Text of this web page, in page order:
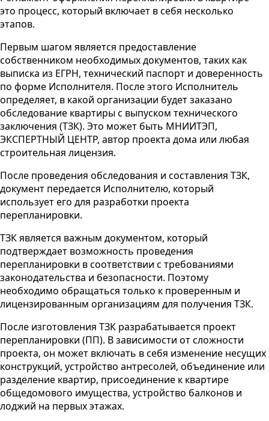
это процесс, который включает в себя несколько
этапов.
Первым шагом является предоставление
собственником необходимых документов, таких как
выписка из ЕГРН, технический паспорт и доверенность
по форме Исполнителя. После этого Исполнитель
определяет, в какой организации будет заказано
обследование квартиры с выпуском технического
заключения (ТЗК). Это может быть МНИИТЭП,
ЭКСПЕРТНЫЙ ЦЕНТР, автор проекта дома или любая
строительная лицензия.
После проведения обследования и составления ТЗК,
документ передается Исполнителю, который
использует его для разработки проекта
перепланировки.
ТЗК является важным документом, который
подтверждает возможность проведения
перепланировки в соответствии с требованиями
законодательства и безопасности. Поэтому
необходимо обращаться только к проверенным и
лицензированным организациям для получения ТЗК.
После изготовления ТЗК разрабатывается проект
перепланировки (ПП). В зависимости от сложности
проекта, он может включать в себя изменение несущих
конструкций, устройство антресолей, объединение или
разделение квартир, присоединение к квартире
общедомового имущества, устройство балконов и
лоджий на первых этажах.